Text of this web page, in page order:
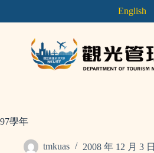
English
97學年
tmkuas 2008 年 12 月 3 日